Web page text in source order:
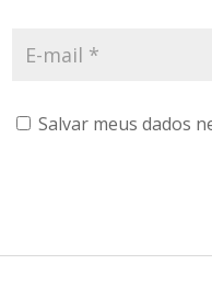
Salvar meus dados